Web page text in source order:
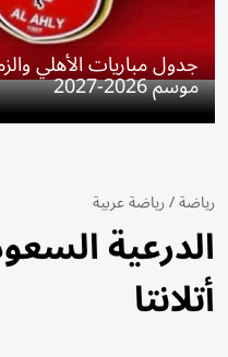
جدول مباريات الأهلي
موسم 2026-2027
رياضة/رياضة عربية
الدرعية
أتلانتا